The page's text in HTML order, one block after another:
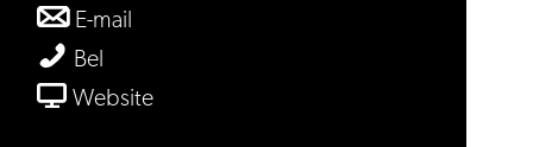
Body
E-mail
Futures
Bel
Futures
Websitevan